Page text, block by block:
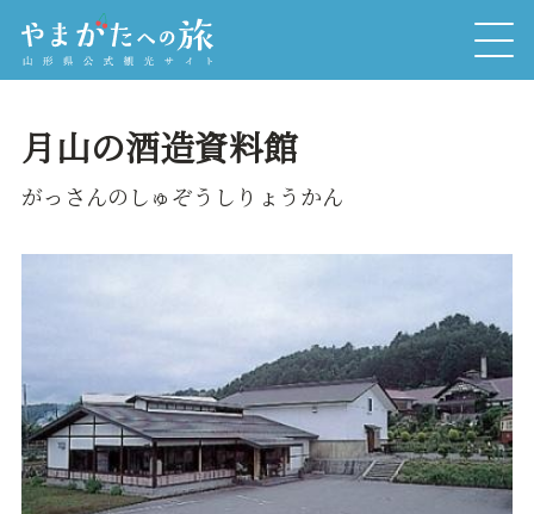
月山の酒造資料館
がっさんのしゅぞうしりょうかん